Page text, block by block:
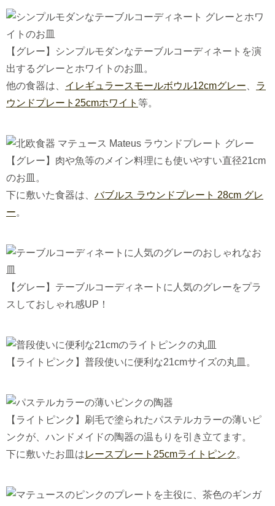
【グレー】シンプルモダンなテーブルコーディネートを演
出するグレーとホワイトのお皿。
他の食器は、 イレギュラースモールボウル12cmグレー
ラ
ウンドプレート25cmホワイト 等。
【グレー】肉や魚等のメイン料理にも使いやすい直径21cm
のお皿。
下に敷いた食器は、 バブルス ラウンドプレート 28cm グレ
ー。
【グレー】テーブルコーディネートに人気のグレーをプラ
スしておしゃれ感UP！
【ライトピンク】普段使いに便利な21cmサイズの丸皿。
【ライトピンク】刷毛で塗られたパステルカラーの薄いピ
ンクが、ハンドメイドの陶器の温もりを引き立てます。
下に敷いたお皿はレースプレート25cmライトピンク 。